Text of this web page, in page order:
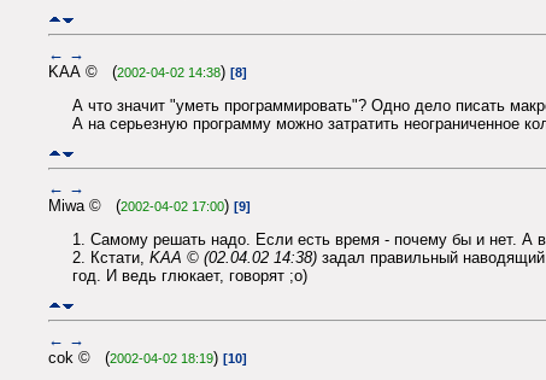
← →
KAA © (2002-04-02 14:38) [8]
А что значит "уметь программировать"? Одно дело писать
А на серьезную программу можно затратить неограниченное
← →
Miwa © (2002-04-02 17:00) [9]
1. Самому решать надо. Если есть время - почему бы и нет. А в
2. Кстати, KAA © (02.04.02 14:38) задал правильный
год. И ведь глюкает, говорят ;о)
← →
cok © (2002-04-02 18:19) [10]